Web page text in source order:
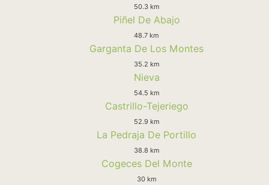
50.3 km
Piñel De Abajo
48.7 km
Garganta De Los Montes
35.2 km
Nieva
54.5 km
Castrillo-Tejeriego
52.9 km
La Pedraja De Portillo
38.8 km
Cogeces Del Monte
30 km